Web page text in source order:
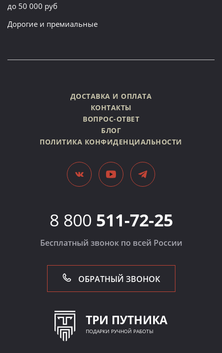
до 50 000 руб
Дорогие и премиальные
ДОСТАВКА И ОПЛАТА
КОНТАКТЫ
ВОПРОС-ОТВЕТ
БЛОГ
ПОЛИТИКА КОНФИДЕНЦИАЛЬНОСТИ
8 800 511-72-25
Бесплатный звонок по всей России
ОБРАТНЫЙ ЗВОНОК
ТРИ ПУТНИКА
ПОДАРКИ РУЧНОЙ РАБОТЫ